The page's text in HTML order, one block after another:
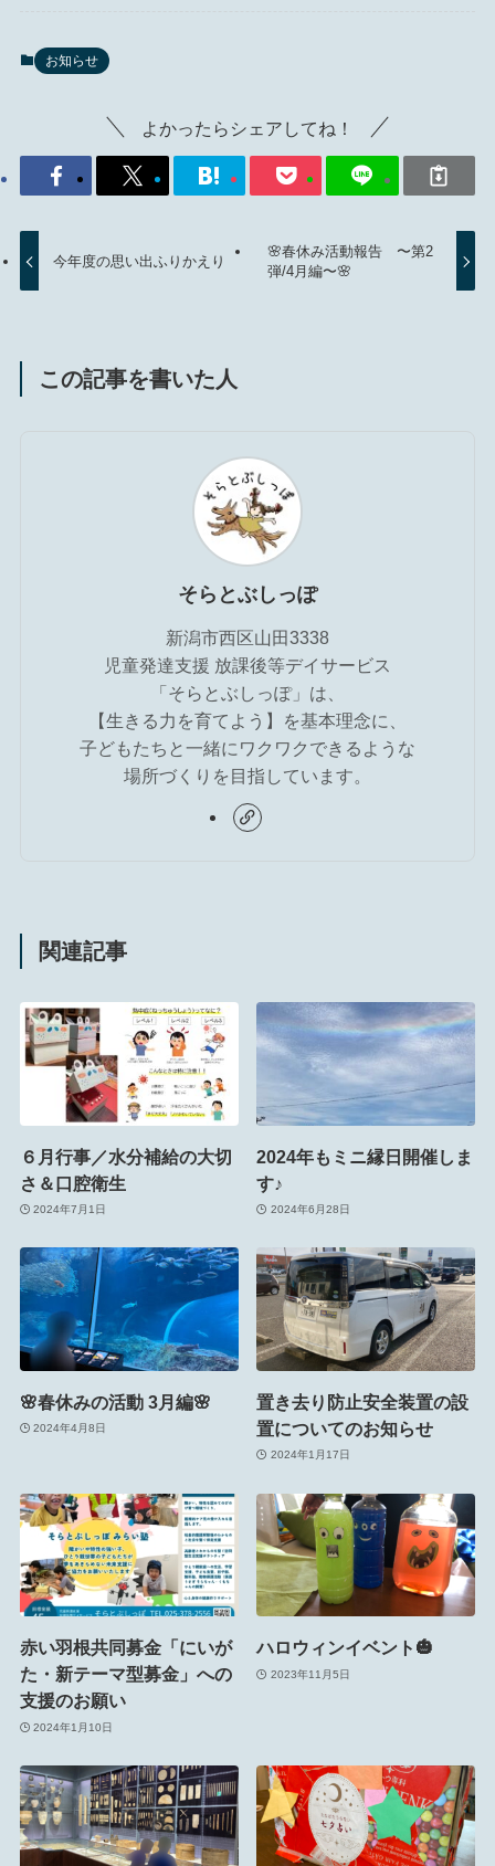
お知らせ
よかったらシェアしてね！
今年度の思い出ふりかえり
🌸春休み活動報告 〜第2
弾/4月編〜🌸
この記事を書いた人
そらとぶしっぽ
新潟市西区山田3338
児童発達支援 放課後等デイサービス
「そらとぶしっぽ」は、
【生きる力を育てよう】を基本理念に、
子どもたちと一緒にワクワクできるような
場所づくりを目指しています。
関連記事
６月行事／水分補給の大切
さ＆口腔衛生
2024年7月1日
2024年もミニ縁日開催しま
す♪
2024年6月28日
🌸春休みの活動 3月編🌸
2024年4月8日
置き去り防止安全装置の設
置についてのお知らせ
2024年1月17日
赤い羽根共同募金「にいが
た・新テーマ型募金」への
支援のお願い
2024年1月10日
ハロウィンイベント🎃
2023年11月5日